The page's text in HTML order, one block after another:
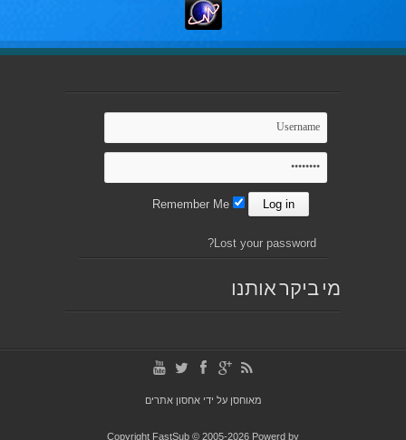
Lost your password?
מי ביקר אותנו
מאוחסן על ידיאחסון אתרים
Copyright FastSub © 2005-2026 Powerd by